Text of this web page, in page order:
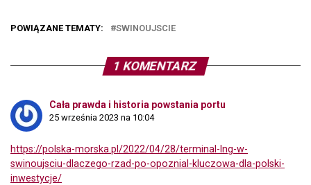
POWIĄZANE TEMATY: SWINOUJSCIE
1 KOMENTARZ
Cała prawda i historia powstania portu
25 września 2023 na 10:04
https://polska-morska.pl/2022/04/28/terminal-lng-w-
swinoujsciu-dlaczego-rzad-po-opoznial-kluczowa-dla-polski-
inwestycje/